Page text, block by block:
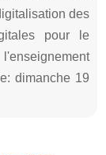
des
pour le
dimanche 19